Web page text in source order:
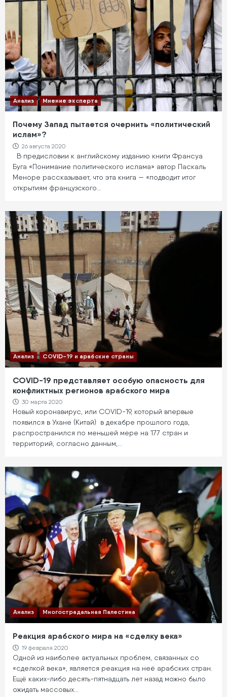
Анализ Мнение эксперта
Почему Запад пытается очернить «политический
ислам»?
26 августа 2020
В предисловии к английскому изданию книги Франсуа
Буга «Понимание политического ислама» автор Паскаль
Меноре рассказывает, что эта книга — «подводит итог
открытиям французского…
Анализ COVID-19 и арабские страны
COVID-19 представляет особую опасность для
конфликтных регионов арабского мира
30 марта 2020
Новый коронавирус, или COVID-19, который впервые
появился в Ухане (Китай) в декабре прошлого года,
распространился по меньшей мере на 177 стран и
территорий, согласно данным,…
Анализ Многострадальная Палестина
Реакция арабского мира на «сделку века»
19 февраля 2020
Одной из наиболее актуальных проблем, связанных со
«сделкой века», является реакция на неё арабских стран.
Ещё каких-либо десять-пятнадцать лет назад можно было
ожидать массовых…